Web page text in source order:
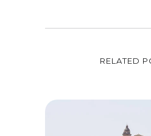
RELATED